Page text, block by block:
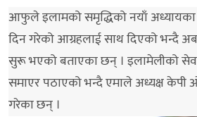
आफुले इलामको समृद्धिको नयाँ अध्यायका
दिन गरेको आग्रहलाई साथ दिएको भन्दै
सुरू भएको बताएका छन् । इलामेलीको
समाएर पठाएको भन्दै एमाले अध्यक्ष केपी
गरेका छन् ।